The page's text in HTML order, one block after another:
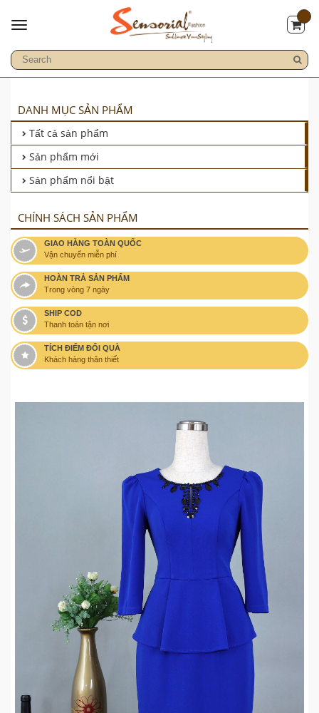
DANH MỤC SẢN PHẨM
Tất cả sản phẩm
Sản phẩm mới
Sản phẩm nổi bật
CHÍNH SÁCH SẢN PHẨM
GIAO HÀNG TOÀN QUỐC
Vận chuyển miễn phí
HOÀN TRẢ SẢN PHẨM
Trong vòng 7 ngày
SHIP COD
Thanh toán tận nơi
TÍCH ĐIỂM ĐỔI QUÀ
Khách hàng thân thiết